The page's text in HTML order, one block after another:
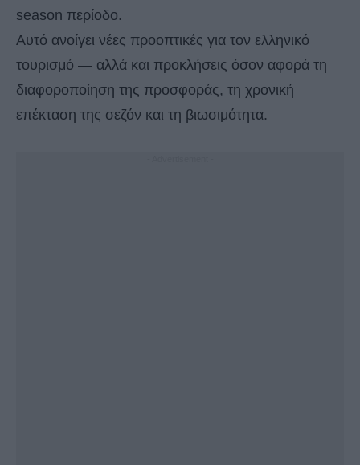
season περίοδο.
Αυτό ανοίγει νέες προοπτικές για τον ελληνικό
τουρισμό — αλλά και προκλήσεις όσον αφορά τη
διαφοροποίηση της προσφοράς, τη χρονική
επέκταση της σεζόν και τη βιωσιμότητα.